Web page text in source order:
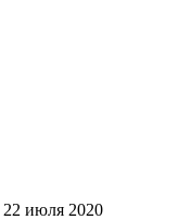
22 июля 2020